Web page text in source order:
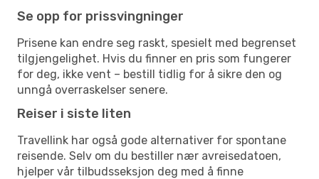
Se opp for prissvingninger
Prisene kan endre seg raskt, spesielt med begrenset
tilgjengelighet. Hvis du finner en pris som fungerer
for deg, ikke vent – bestill tidlig for å sikre den og
unngå overraskelser senere.
Reiser i siste liten
Travellink har også gode alternativer for spontane
reisende. Selv om du bestiller nær avreisedatoen,
hjelper vår tilbudsseksjon deg med å finne